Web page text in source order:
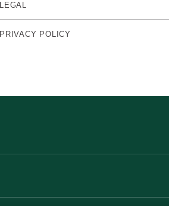
LEGAL
PRIVACY POLICY